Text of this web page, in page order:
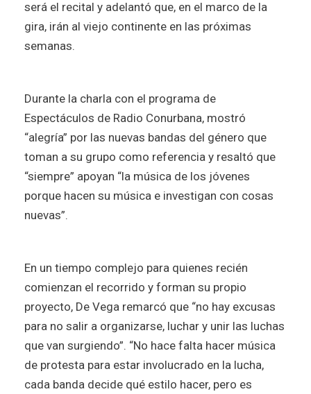
será el recital y adelantó que, en el marco de la
gira, irán al viejo continente en las próximas
semanas.
Durante la charla con el programa de
Espectáculos de Radio Conurbana, mostró
“alegría” por las nuevas bandas del género que
toman a su grupo como referencia y resaltó que
“siempre” apoyan “la música de los jóvenes
porque hacen su música e investigan con cosas
nuevas”.
En un tiempo complejo para quienes recién
comienzan el recorrido y forman su propio
proyecto, De Vega remarcó que “no hay excusas
para no salir a organizarse, luchar y unir las luchas
que van surgiendo”. “No hace falta hacer música
de protesta para estar involucrado en la lucha,
cada banda decide qué estilo hacer, pero es